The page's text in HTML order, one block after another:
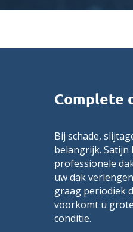
Complete
Bij schade,
belangrijk.
professionele
uw dak
graag periodiek
voorkomt u
conditie.